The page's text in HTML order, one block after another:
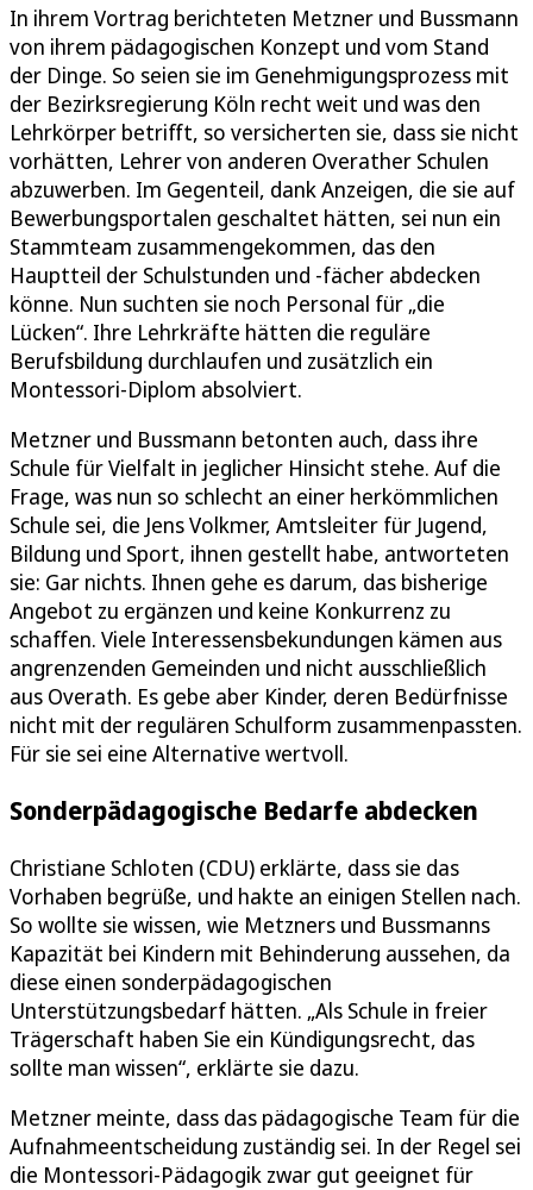
In ihrem Vortrag berichteten Metzner und Bussmann
von ihrem pädagogischen Konzept und vom Stand
der Dinge. So seien sie im Genehmigungsprozess mit
der Bezirksregierung Köln recht weit und was den
Lehrkörper betrifft, so versicherten sie, dass sie nicht
vorhätten, Lehrer von anderen Overather Schulen
abzuwerben. Im Gegenteil, dank Anzeigen, die sie auf
Bewerbungsportalen geschaltet hätten, sei nun ein
Stammteam zusammengekommen, das den
Hauptteil der Schulstunden und -fächer abdecken
könne. Nun suchten sie noch Personal für „die
Lücken“. Ihre Lehrkräfte hätten die reguläre
Berufsbildung durchlaufen und zusätzlich ein
Montessori-Diplom absolviert.
Metzner und Bussmann betonten auch, dass ihre
Schule für Vielfalt in jeglicher Hinsicht stehe. Auf die
Frage, was nun so schlecht an einer herkömmlichen
Schule sei, die Jens Volkmer, Amtsleiter für Jugend,
Bildung und Sport, ihnen gestellt habe, antworteten
sie: Gar nichts. Ihnen gehe es darum, das bisherige
Angebot zu ergänzen und keine Konkurrenz zu
schaffen. Viele Interessensbekundungen kämen aus
angrenzenden Gemeinden und nicht ausschließlich
aus Overath. Es gebe aber Kinder, deren Bedürfnisse
nicht mit der regulären Schulform zusammenpassten.
Für sie sei eine Alternative wertvoll.
Sonderpädagogische Bedarfe abdecken
Christiane Schloten (CDU) erklärte, dass sie das
Vorhaben begrüße, und hakte an einigen Stellen nach.
So wollte sie wissen, wie Metzners und Bussmanns
Kapazität bei Kindern mit Behinderung aussehen, da
diese einen sonderpädagogischen
Unterstützungsbedarf hätten. „Als Schule in freier
Trägerschaft haben Sie ein Kündigungsrecht, das
sollte man wissen“, erklärte sie dazu.
Metzner meinte, dass das pädagogische Team für die
Aufnahmeentscheidung zuständig sei. In der Regel sei
die Montessori-Pädagogik zwar gut geeignet für